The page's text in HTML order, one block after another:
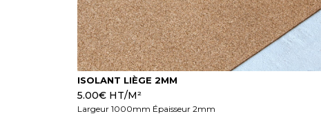
ISOLANT LIÈGE 2MM
5.00€ HT/M²
Largeur 1000mm Épaisseur 2mm